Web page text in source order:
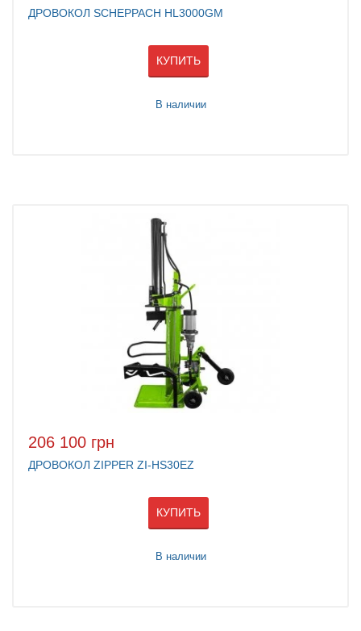
ДРОВОКОЛ SCHEPPACH HL3000GM
КУПИТЬ
В наличии
206 100 грн
ДРОВОКОЛ ZIPPER ZI-HS30EZ
КУПИТЬ
В наличии